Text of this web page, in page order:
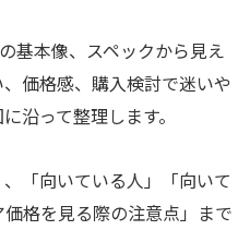
基本像、スペックから見え
価格感、購入検討で迷いや
沿って整理します。
「向いている人」「向いて
格を見る際の注意点」まで